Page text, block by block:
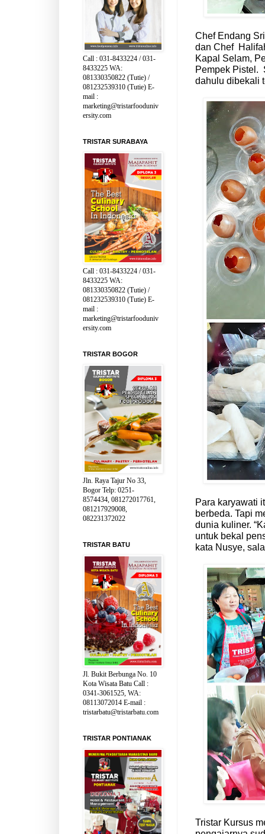
Chef Endang
dan Chef
Kapal Selam,
Pempek Pistel.
dahulu dibekali
Para karyawati
berbeda. Tapi
dunia kuliner.
untuk bekal
kata Nusye,
Tristar Kursus
Call : 031-8433224 / 031-
8433225 WA:
081330350822 (Tutie) /
081232539310 (Tutie) E-
mail :
marketing@tristarfooduniv
ersity.com
TRISTAR SURABAYA
Call : 031-8433224 / 031-
8433225 WA:
081330350822 (Tutie) /
081232539310 (Tutie) E-
mail :
marketing@tristarfooduniv
ersity.com
TRISTAR BOGOR
Jln. Raya Tajur No 33,
Bogor Telp: 0251-
8574434, 081272017761,
081217929008,
082231372022
TRISTAR BATU
Jl. Bukit Berbunga No. 10
Kota Wisata Batu Call :
0341-3061525, WA:
08113072014 E-mail :
tristarbatu@tristarbatu.com
TRISTAR PONTIANAK